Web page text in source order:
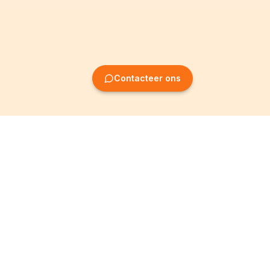
Contacteer ons